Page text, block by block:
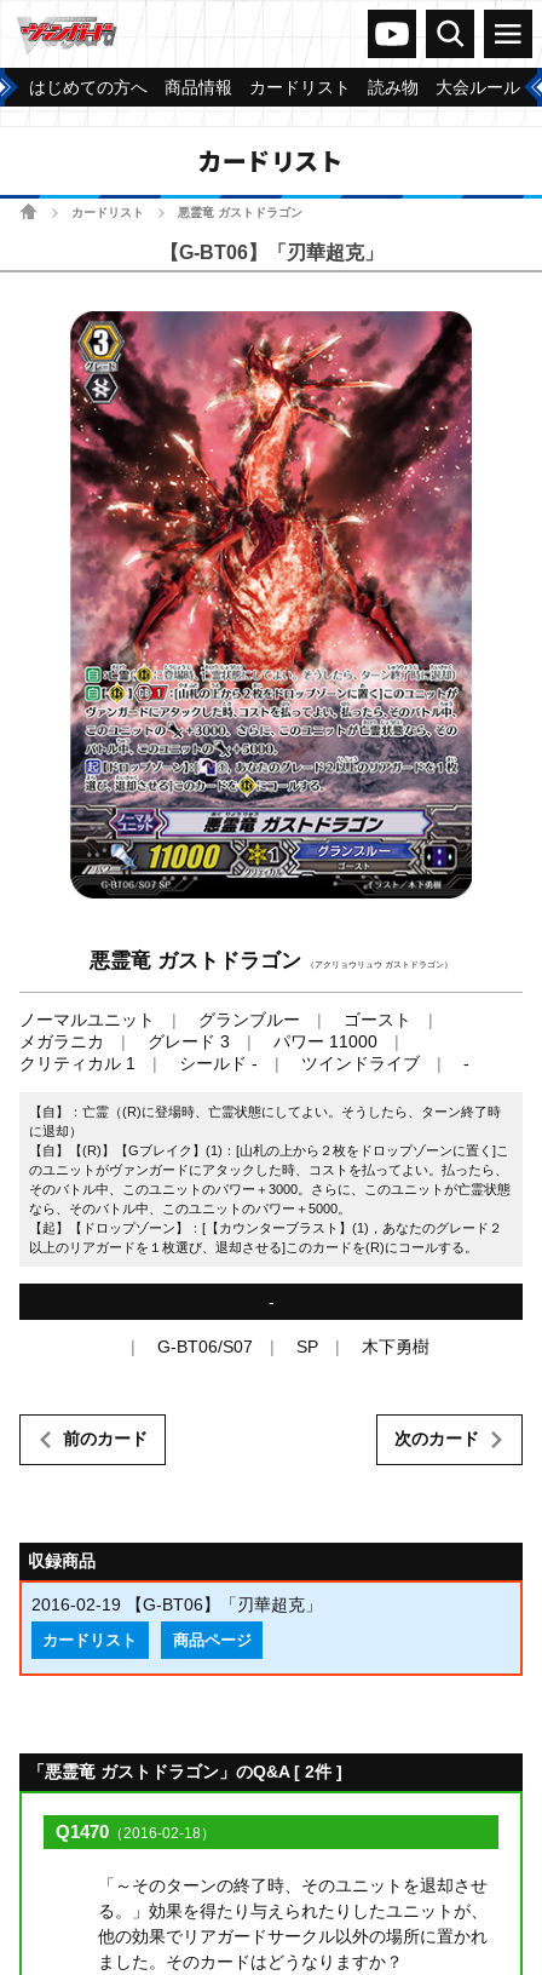
ヴァンガードch
検索 メニュー
はじめての方へ 商品情報 カードリスト 読み物 大会ルール
カードリスト
ホームカードリスト 悪霊竜 ガストドラゴン
【G-BT06】「刃華超克」
悪霊竜 ガストドラゴン （アクリョウリュウ ガストドラゴン）
ノーマルユニット グランブルー
ゴースト
メガラニカ
グレード 3
パワー 11000
クリティカル 1
シールド - ツインドライブ -
【自】：亡霊（(R)に登場時、亡霊状態にしてよい。そうしたら、ターン終了時
に退却）
【自】【(R)】【Gブレイク】(1)：[山札の上から２枚をドロップゾーンに置く]こ
のユニットがヴァンガードにアタックした時、コストを払ってよい。払ったら、
そのバトル中、このユニットのパワー＋3000。さらに、このユニットが亡霊状態
なら、そのバトル中、このユニットのパワー＋5000。
【起】【ドロップゾーン】：[【カウンターブラスト】(1)，あなたのグレード２
以上のリアガードを１枚選び、退却させる]このカードを(R)にコールする。
-
G-BT06/S07 SP 木下勇樹
前のカード 次のカード
収録商品
2016-02-19 【G-BT06】「刃華超克」
カードリスト 商品ページ
「悪霊竜 ガストドラゴン」のQ&A [ 2件 ]
Q1470 （2016-02-18）
「～そのターンの終了時、そのユニットを退却させ
る。」効果を得たり与えられたりしたユニットが、
他の効果でリアガードサークル以外の場所に置かれ
ました。そのカードはどうなりますか？